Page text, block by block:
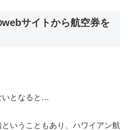
サイトから航空券を
いとなると…
いうこともあり、ハワイアン航